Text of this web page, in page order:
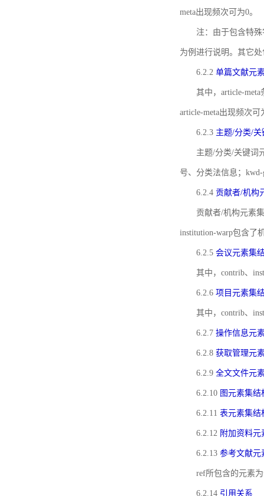
meta出现频次可为0。
注：由于包含特殊
为例进行说明。其它
6.2.2 单篇文献元
其中，article-
article-meta出现频次可
6.2.3 主题/分类/
主题/分类/关键词
号、分类法信息；
6.2.4 贡献者/机构
贡献者/机构元素
institution-warp包含了
6.2.5 会议元素集
其中，contrib、
6.2.6 项目元素集
其中，contrib、
6.2.7 操作信息元
6.2.8 获取管理元
6.2.9 全文文件元
6.2.10 图元素集结
6.2.11 表元素集结
6.2.12 附加资料元
6.2.13 参考文献元
ref所包含的元素
6.2.14 引用关系